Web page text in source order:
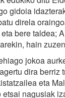
gidoia
direla
bere taldea;
hain
jokoa
dira berriz
eta
nagusiak